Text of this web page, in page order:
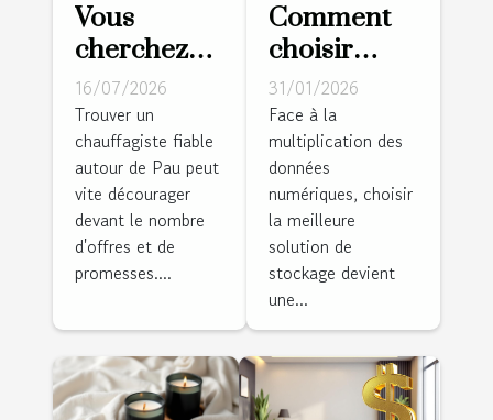
Vous
cherchez
un
chauffagiste
à Pau ?
Cette
équipe
locale
installe
pompe à
chaleur sur
mesure !
16/07/2026
Trouver un
chauffagiste fiable
autour de Pau peut
vite décourager
devant le nombre
d'offres et de
promesses....
Comment
choisir
entre carte
mémoire
SD et
disque dur
pour
sécuriser
vos
données ?
31/01/2026
Face à la
multiplication des
données
numériques, choisir
la meilleure
solution de
stockage devient
une...